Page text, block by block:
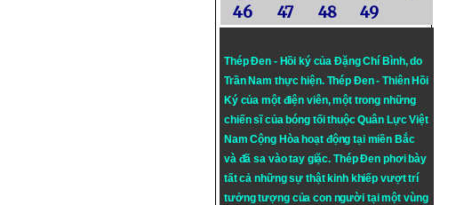
46
47 48 49
Thép Đen - Hồi ký của Đặng Chí Bình, do
Trần Nam thực hiện. Thép Đen- Thiên Hồi
Ký của một điện viên, một trong những
chiến sĩ của bóng tối thuộc Quân Lực Việt
Nam Cộng Hòa hoạt động tại miền Bắc
và đã sa vào tay giặc. Thép Đen phơi bày
tất cả những sự thật kinh khiếp vượt trí
tưởng tượng của con người tại một vùng